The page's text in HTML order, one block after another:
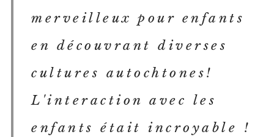
merveilleux pour enfants
en découvrant diverses
cultures autochtones!
L'interaction avec les
enfants était incroyable !